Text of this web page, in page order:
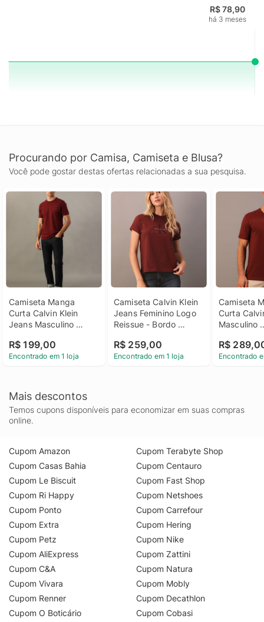
R$ 78,90
há 3 meses
Procurando por Camisa, Camiseta e Blusa?
Você pode gostar destas ofertas relacionadas a sua pesquisa.
Camiseta Manga
Curta Calvin Klein
Jeans Masculino
Camiseta Manga
Curta Calvin Klein
R$ 199,00
Encontrado em 1 loja
Camiseta Calvin Klein
Jeans Feminino Logo
Reissue - Bordo
Jeans Feminino Logo
Reissue Bordo Pp
R$ 259,00
Encontrado em 1 loja
Camiseta
Curta
Masculino
Bordo
Manga
R$
Encontrado
Mais descontos
Temos cupons disponíveis para economizar em suas compras
online.
Cupom Amazon
Cupom Casas Bahia
Cupom Le Biscuit
Cupom Ri Happy
Cupom Ponto
Cupom Extra
Cupom Petz
Cupom AliExpress
Cupom C&A
Cupom Vivara
Cupom Renner
Cupom O Boticário
Cupom Terabyte Shop
Cupom Centauro
Cupom Fast Shop
Cupom Netshoes
Cupom Carrefour
Cupom Hering
Cupom Nike
Cupom Zattini
Cupom Natura
Cupom Mobly
Cupom Decathlon
Cupom Cobasi